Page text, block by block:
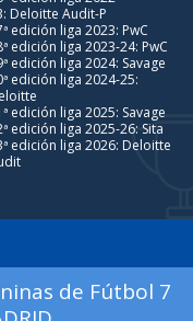
Deloitte Audit-P
edición liga 2023: PwC
edición liga 2023-24: PwC
edición liga 2024: Savage
edición liga 2024-25:
edición liga 2025: Savage
edición liga 2025-26: Sita
edición liga 2026: Deloitte
de Fútbol 7